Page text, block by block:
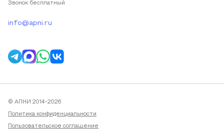
Звонок бесплатный
info@apni.ru
© АПНИ 2014-2026
Политика конфиденциальности
Пользовательское соглашение